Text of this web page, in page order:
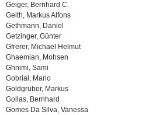
Geiger, Bernhard C.
Geith, Markus Alfons
Gethmann, Daniel
Getzinger, Günter
Gfrerer, Michael Helmut
Ghaemian, Mohsen
Ghnimi, Sami
Gobrial, Mario
Goldgruber, Markus
Gollas, Bernhard
Gomes Da Silva, Vanessa